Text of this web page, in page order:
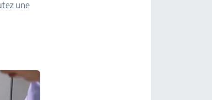
une